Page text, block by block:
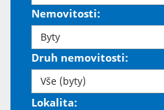
Nemovitosti:
Byty
Druh nemovitosti:
Vše (byty)
Lokalita: